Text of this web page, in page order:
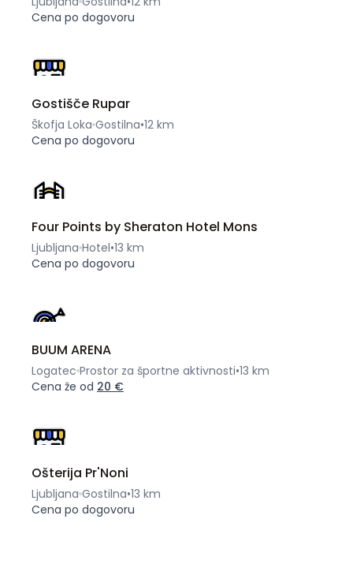
Cena po dogovoru
Gostišče Rupar
Škofja Loka Gostilna•12 km
Cena po dogovoru
Four Points by Sheraton Hotel Mons
Ljubljana Hotel•13 km
Cena po dogovoru
BUUM ARENA
Logatec Prostor za športne aktivnosti•13 km
Cena že od 20 €
Ošterija Pr'Noni
Ljubljana Gostilna•13 km
Cena po dogovoru